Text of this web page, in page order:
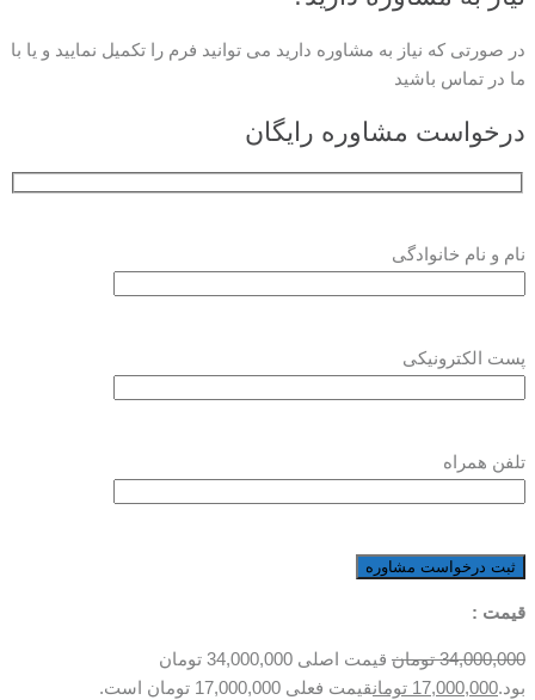
در صورتی که نیاز به مشاوره دارید می توانید فرم را تکمیل نمایید و یا با
ما در تماس باشید
درخواست مشاوره رایگان
نام و نام خانوادگی
پست الکترونیکی
تلفن همراه
قیمت :
34,000,000 تومان
قیمت اصلی 34,000,000 تومان
بود.17,000,000 تومانقیمت فعلی 17,000,000 تومان است.